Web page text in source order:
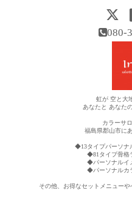
080-
虹が 空と大
あなたと あなた
カラーサ
福島県郡山市に
◆13タイプパーソナ
◆81タイプ骨格
◆パーソナルイ
◆パーソナルカ
その他、お得なセットメニュー